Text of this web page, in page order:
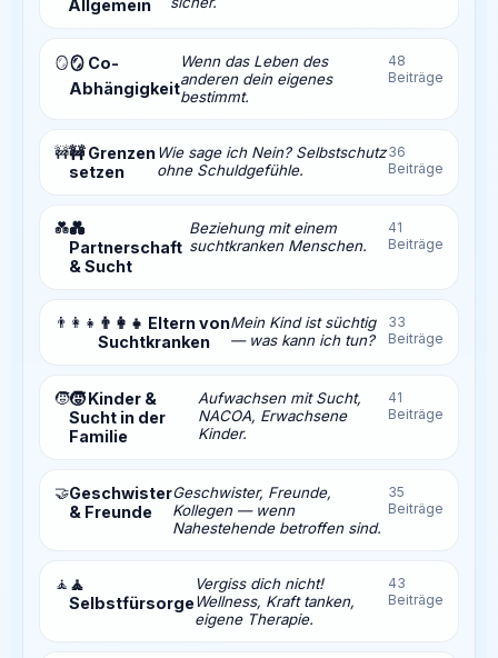
Allgemein
🪞🪞 Co-
Abhängigkeit
Wenn das Leben des
anderen dein eigenes
bestimmt.
48
Beiträge
🚧🚧 Grenzen
setzen
Wie sage ich Nein? Selbstschutz
ohne Schuldgefühle.
36
Beiträge
💑💑
Partnerschaft
& Sucht
Beziehung mit einem
suchtkranken Menschen.
41
Beiträge
👨‍👩‍👧 👨‍👩‍👧 Eltern von
Suchtkranken
Mein Kind ist süchtig
— was kann ich tun?
33
Beiträge
🧒🧒 Kinder &
Sucht in der
Familie
Aufwachsen mit Sucht,
NACOA, Erwachsene
Kinder.
41
Beiträge
🤝Geschwister
& Freunde
Geschwister, Freunde,
Kollegen — wenn
Nahestehende betroffen sind.
35
Beiträge
🧘 🧘
Selbstfürsorge
Vergiss dich nicht!
Wellness, Kraft tanken,
eigene Therapie.
43
Beiträge